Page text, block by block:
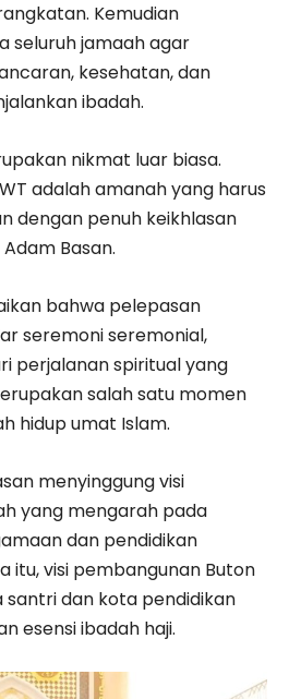
Kemudian
seluruh jamaah agar
kesehatan, dan
ibadah.
nikmat luar biasa.
adalah amanah yang harus
dengan penuh keikhlasan
Basan.
bahwa pelepasan
seremoni seremonial,
perjalanan spiritual yang
salah satu momen
hidup umat Islam.
menyinggung visi
yang mengarah pada
dan pendidikan
itu, visi pembangunan Buton
santri dan kota pendidikan
esensi ibadah haji.